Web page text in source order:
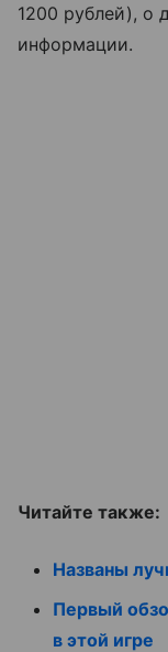
1200 рублей), о
информации.
Читайте также:
Названы
Первый
в этой игре